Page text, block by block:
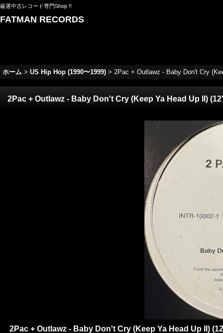
厳選中古レコード専門Shop !!
FATMAN RECORDS
ホーム > US Hip Hop (1990〜1999) > 2Pac + Outlawz - Baby Don't Cry
2Pac + Outlawz - Baby Don't Cry (Keep Ya Head Up II)
2Pac + Outlawz - Baby Don't Cry (Keep Ya Head Up II)